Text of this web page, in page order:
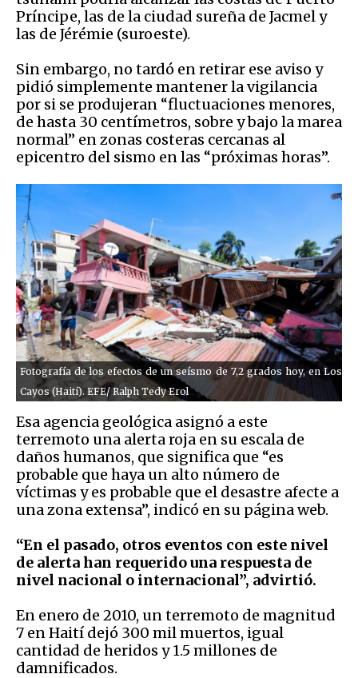
Príncipe, las de la ciudad sureña de Jacmel y
las de Jérémie (suroeste).
Sin embargo, no tardó en retirar ese aviso y
pidió simplemente mantener la vigilancia
por si se produjeran “fluctuaciones menores,
de hasta 30 centímetros, sobre y bajo la marea
normal” en zonas costeras cercanas al
epicentro del sismo en las “próximas horas”.
Fotografía de los efectos de un seísmo de 7,2 grados hoy, en Los
Cayos (Haití). EFE/ Ralph Tedy Erol
Esa agencia geológica asignó a este
terremoto una alerta roja en su escala de
daños humanos, que significa que “es
probable que haya un alto número de
víctimas y es probable que el desastre afecte a
una zona extensa”, indicó en su página web.
“En el pasado, otros eventos con este nivel
de alerta han requerido una respuesta de
nivel nacional o internacional”, advirtió.
En enero de 2010, un terremoto de magnitud
7 en Haití dejó 300 mil muertos, igual
cantidad de heridos y 1.5 millones de
damnificados.